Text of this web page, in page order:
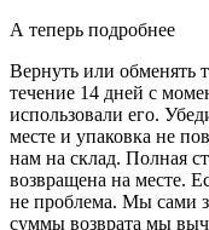
А теперь подробнее
Вернуть или обменять
течение 14 дней с
использовали его.
месте и упаковка не
нам на склад. Полная
возвращена на месте.
не проблема. Мы сами
суммы возврата мы